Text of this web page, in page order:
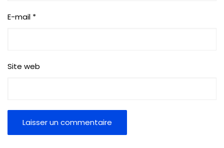
E-mail *
Site web